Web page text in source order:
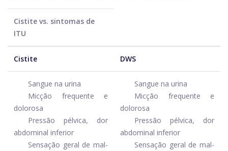
Cistite vs. sintomas de
ITU
Cistite DWS
Sangue na urina
Micção frequente e
dolorosa
Pressão pélvica, dor
abdominal inferior
Sensação geral de mal-
Sangue na urina
Micção frequente e
dolorosa
Pressão pélvica, dor
abdominal inferior
Sensação geral de mal-